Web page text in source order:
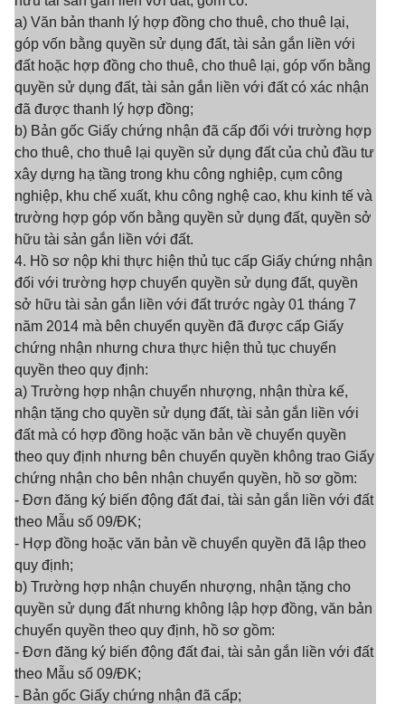
a) Văn bản thanh lý hợp đồng cho thuê, cho thuê lại,
góp vốn bằng quyền sử dụng đất, tài sản gắn liền với
đất hoặc hợp đồng cho thuê, cho thuê lại, góp vốn bằng
quyền sử dụng đất, tài sản gắn liền với đất có xác nhận
đã được thanh lý hợp đồng;
b) Bản gốc Giấy chứng nhận đã cấp đối với trường hợp
cho thuê, cho thuê lại quyền sử dụng đất của chủ đầu tư
xây dựng hạ tầng trong khu công nghiệp, cụm công
nghiệp, khu chế xuất, khu công nghệ cao, khu kinh tế và
trường hợp góp vốn bằng quyền sử dụng đất, quyền sở
hữu tài sản gắn liền với đất.
4. Hồ sơ nộp khi thực hiện thủ tục cấp Giấy chứng nhận
đối với trường hợp chuyển quyền sử dụng đất, quyền
sở hữu tài sản gắn liền với đất trước ngày 01 tháng 7
năm 2014 mà bên chuyển quyền đã được cấp Giấy
chứng nhận nhưng chưa thực hiện thủ tục chuyển
quyền theo quy định:
a) Trường hợp nhận chuyển nhượng, nhận thừa kế,
nhận tặng cho quyền sử dụng đất, tài sản gắn liền với
đất mà có hợp đồng hoặc văn bản về chuyển quyền
theo quy định nhưng bên chuyển quyền không trao Giấy
chứng nhận cho bên nhận chuyển quyền, hồ sơ gồm:
- Đơn đăng ký biến động đất đai, tài sản gắn liền với đất
theo Mẫu số 09/ĐK;
- Hợp đồng hoặc văn bản về chuyển quyền đã lập theo
quy định;
b) Trường hợp nhận chuyển nhượng, nhận tặng cho
quyền sử dụng đất nhưng không lập hợp đồng, văn bản
chuyển quyền theo quy định, hồ sơ gồm:
- Đơn đăng ký biến động đất đai, tài sản gắn liền với đất
theo Mẫu số 09/ĐK;
- Bản gốc Giấy chứng nhận đã cấp;